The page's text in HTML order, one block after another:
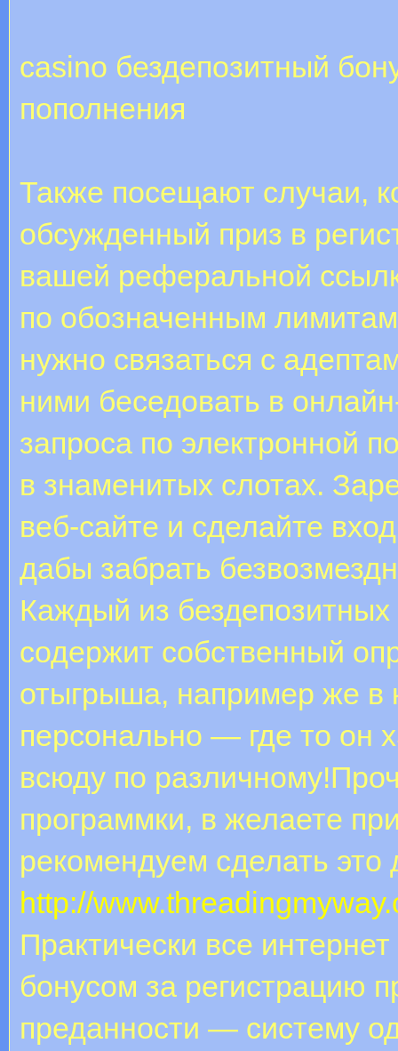
casino бездепозитный
пополнения
Также посещают случаи,
обсужденный приз в
вашей реферальной
по обозначенным
нужно связаться с
ними беседовать в
запроса по электронной
в знаменитых слотах.
веб-сайте и сделайте
дабы забрать
Каждый из
содержит собственный
отыгрыша, например же в
персонально — где то он
всюду по
программки, в желаете
рекомендуем сделать это
http://
Практически все
бонусом за регистрацию
преданности — систему